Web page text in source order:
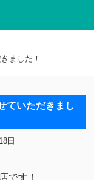
ました！
ていただきまし
日
です！